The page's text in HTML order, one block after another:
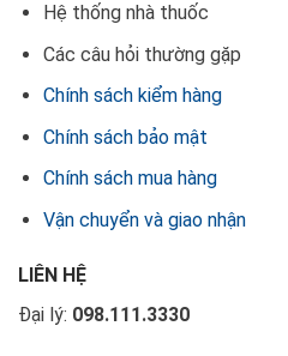
Hệ thống nhà thuốc
Các câu hỏi thường gặp
Chính sách kiểm hàng
Chính sách bảo mật
Chính sách mua hàng
Vận chuyển và giao nhận
LIÊN HỆ
Đại lý: 098.111.3330